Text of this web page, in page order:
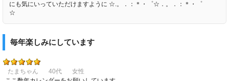
にも気にいっていただけますように ☆.。．：＊・゜☆．。．：＊・゜
☆
毎年楽しみにしています
たまちゃん 40代
女性